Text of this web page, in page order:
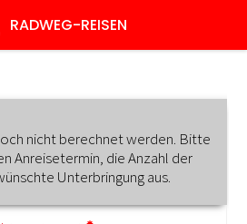
RADWEG-REISEN